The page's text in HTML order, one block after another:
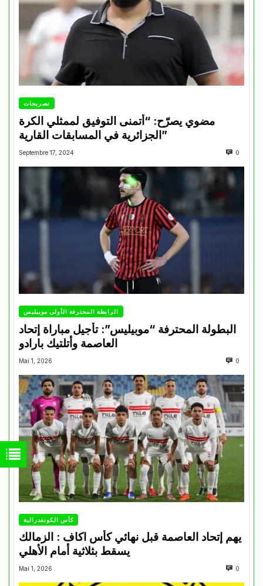
تصريحات
مضوي يصرّح: “أتمنى التوفيق لممثلي الكرة
الجزائرية في المسابقات القارية”
Septembre 17, 2024 0
الرابطة المحترفة الأولى موبيليس
البطولة المحترفة “موبيليس”: تأجيل مباراة إتحاد
العاصمة وأتلتيك بارادو
Mai 1, 2026 0
كأس الكونفدرالية
يهم إتحاد العاصمة قبل نهائي كأس اكاف : الزمالك
Mai 1, 2026 0